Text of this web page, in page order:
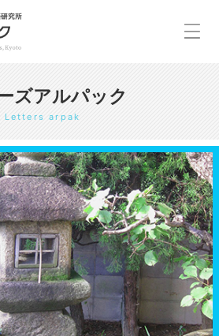
ズアルパック
Letters arpak